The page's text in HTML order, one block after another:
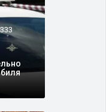
18.05.2026 08:24
В центре
и набережных